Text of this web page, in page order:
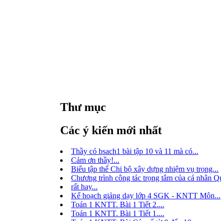
Thư mục
Các ý kiến mới nhất
Thầy có bsach1 bài tập 10 và 11 mà có...
Cảm ơn thầy!...
Biểu tập thể Chi bộ xây dựng nhiệm vụ trọng...
Chương trình công tác trọng tâm của cá nhân
rất hay...
Kế hoạch giảng dạy lớp 4 SGK - KNTT Môn...
Toán 1 KNTT. Bài 1 Tiết 2....
Toán 1 KNTT. Bài 1 Tiết 1....